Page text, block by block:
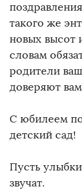
такого же
новых высот
словам
родители
доверяют
С юбилеем
детский сад!
Пусть
звучат.